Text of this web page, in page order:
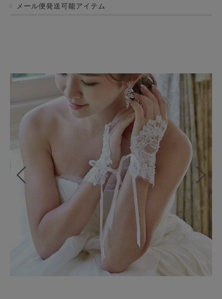
メール便発送可能アイテム